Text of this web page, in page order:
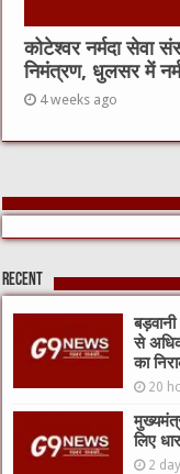
कोटेश्वर नर्मदा सेवा
निमंत्रण, धुलसर में
4 weeks ago
Recent
से
का
20
लिए
2